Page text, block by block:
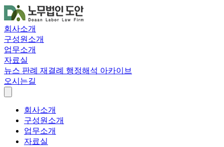
회사소개
구성원소개
업무소개
자료실
뉴스 판례 재결례 행정해석 아카이브
오시는길
회사소개
구성원소개
업무소개
자료실